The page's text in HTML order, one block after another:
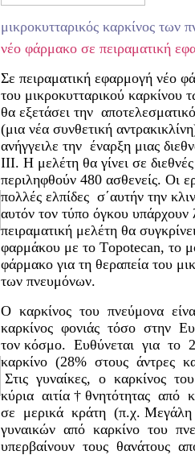
μικροκυτταρικός καρκίνος των
νέο φάρμακο σε πειραματική
Σε πειραματική εφαρμογή νέο
του μικροκυτταρικού καρκίνου
θα εξετάσει την
(μια νέα συνθετική
ανήγγειλε την έναρξη μιας
ΙΙΙ. Η μελέτη θα γίνει σε
περιληφθούν 480 ασθενείς. Οι
πολλές ελπίδες σ΄αυτήν την
αυτόν τον τύπο όγκου υπάρχουν
πειραματική μελέτη θα
φαρμάκου με το Τopotecan, το
φάρμακο για τη θεραπεία του
των πνευμόνων.
Ο καρκίνος του πνεύμονα
καρκίνος φονιάς τόσο στην
τον κόσμο. Ευθύνεται για
καρκίνο (28% στους άντρες
Στις γυναίκες, ο καρκίνος
κύρια αιτία † θνητότητας από
σε μερικά κράτη (π.χ. Μεγάλη
γυναικών από καρκίνο του
υπερβαίνουν τους θανάτους